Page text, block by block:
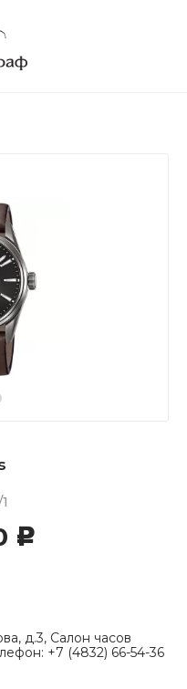
c
д.3, Салон часов
+7 (4832) 66-54-36